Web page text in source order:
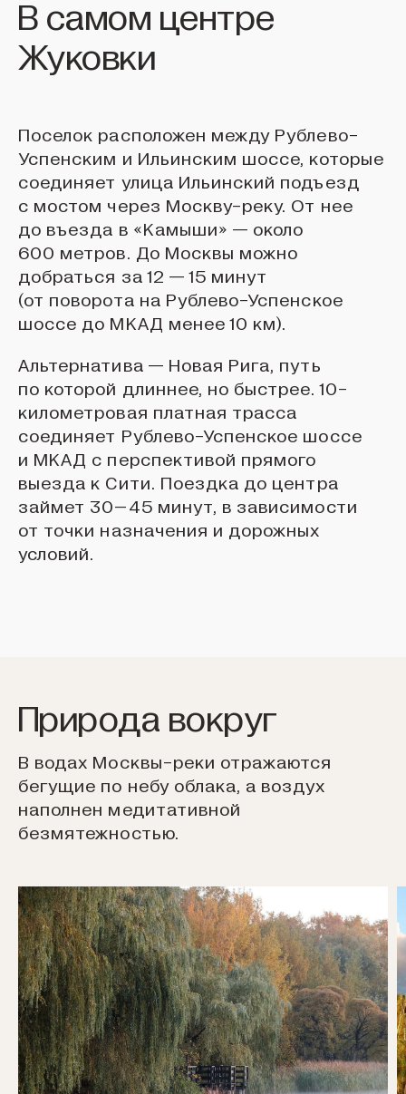
В самом центре
Жуковки
Поселок расположен между Рублево-
Успенским и Ильинским шоссе, которые
соединяет улица Ильинский подъезд
с мостом через Москву-реку. От нее
до въезда в «Камыши» — около
600 метров. До Москвы можно
добраться за 12 — 15 минут
(от поворота на Рублево-Успенское
шоссе до МКАД менее 10 км).
Альтернатива — Новая Рига, путь
по которой длиннее, но быстрее. 10-
километровая платная трасса
соединяет Рублево-Успенское шоссе
и МКАД с перспективой прямого
выезда к Сити. Поездка до центра
займет 30–45 минут, в зависимости
от точки назначения и дорожных
условий.
Природа вокруг
В водах Москвы-реки отражаются
бегущие по небу облака, а воздух
наполнен медитативной
безмятежностью.